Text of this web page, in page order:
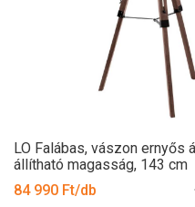
LO Falábas, vászon ernyős
állítható magasság, 143 cm
84 990 Ft/db